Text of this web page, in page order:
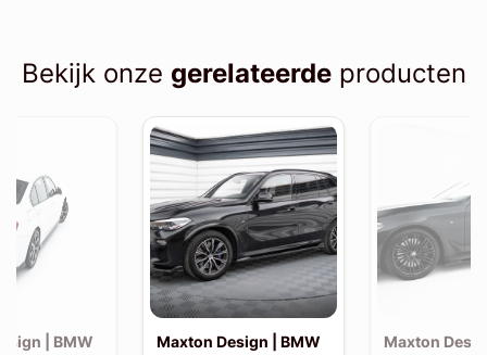
Bekijk onze gerelateerdeproducten
| BMW
Maxton Design | BMW
Maxton